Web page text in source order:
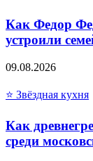
Как Федор
устроили
09.08.2026
⭐ Звёздная кухня
Как
среди